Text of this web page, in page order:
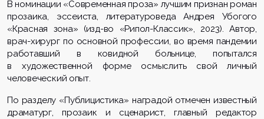
В номинации «Современная проза» лучшим признан роман
прозаика, эссеиста, литературоведа Андрея Убогого
«Красная зона» (изд-во «Рипол-Классик», 2023). Автор,
врач-хирург по основной профессии, во время пандемии
работавший в ковидной больнице, попытался
в художественной форме осмыслить свой личный
человеческий опыт.
По разделу «Публицистика» наградой отмечен известный
драматург, прозаик и сценарист,главный редактор